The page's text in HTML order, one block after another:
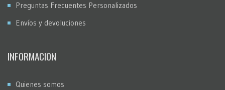
Preguntas Frecuentes Personalizados
Envíos y devoluciones
INFORMACION
Quienes somos